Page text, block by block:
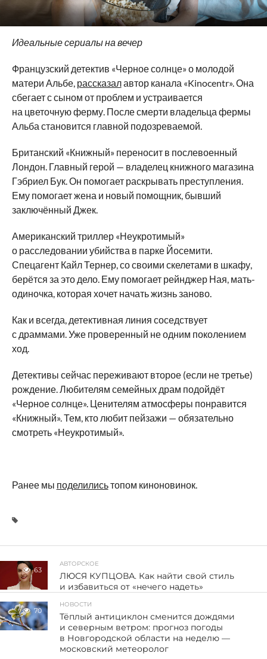
Идеальные сериалы на вечер
Французский детектив «Черное солнце» о молодой
матери Альбе, рассказалавтор канала «Kinocentr». Она
сбегает с сыном от проблем и устраивается
на цветочную ферму. После смерти владельца фермы
Альба становится главной подозреваемой.
Британский «Книжный» переносит в послевоенный
Лондон. Главный герой — владелец книжного магазина
Гэбриел Бук. Он помогает раскрывать преступления.
Ему помогает жена и новый помощник, бывший
заключённый Джек.
Американский триллер «Неукротимый»
о расследовании убийства в парке Йосемити.
Спецагент Кайл Тернер, со своими скелетами в шкафу,
берётся за это дело. Ему помогает рейнджер Ная, мать-
одиночка, которая хочет начать жизнь заново.
Как и всегда, детективная линия соседствует
с драммами. Уже проверенный не одним поколением
ход.
Детективы сейчас переживают второе (если не третье)
рождение. Любителям семейных драм подойдёт
«Черное солнце». Ценителям атмосферы понравится
«Книжный». Тем, кто любит пейзажи — обязательно
смотреть «Неукротимый».
Ранее мы поделилисьтопом киноновинок.
63
АВТОРСКОЕ
ЛЮСЯ КУПЦОВА. Как найти свой стиль
и избавиться от «нечего надеть»
70
НОВОСТИ
Тёплый антициклон сменится дождями
и северным ветром: прогноз погоды
в Новгородской области на неделю —
московский метеоролог